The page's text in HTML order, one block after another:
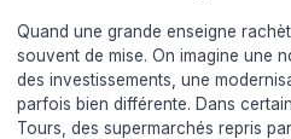
Quand une grande enseigne
souvent de mise. On imagine une
des investissements, une
parfois bien différente. Dans
Tours, des supermarchés repris